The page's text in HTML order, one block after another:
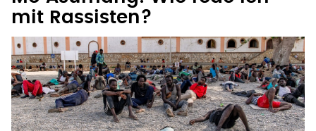
Mo Asumang: Wie rede ich